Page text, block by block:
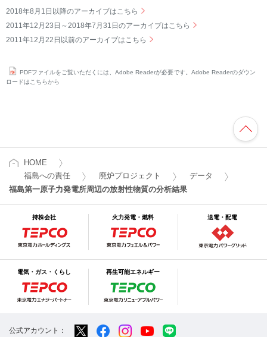
2018年8月1日以降のアーカイブはこちら
2011年12月23日～2018年7月31日のアーカイブはこちら
2011年12月22日以前のアーカイブはこちら
PDFファイルをご覧いただくには、Adobe Readerが必要です。Adobe Readerのダウン
ロードはこちらから
HOME
福島への責任
廃炉プロジェクト
データ
福島第一原子力発電所周辺の放射性物質の分析結果
持株会社 火力発電・燃料 送電・配電
電気・ガス・くらし 再生可能エネルギー
公式アカウント：